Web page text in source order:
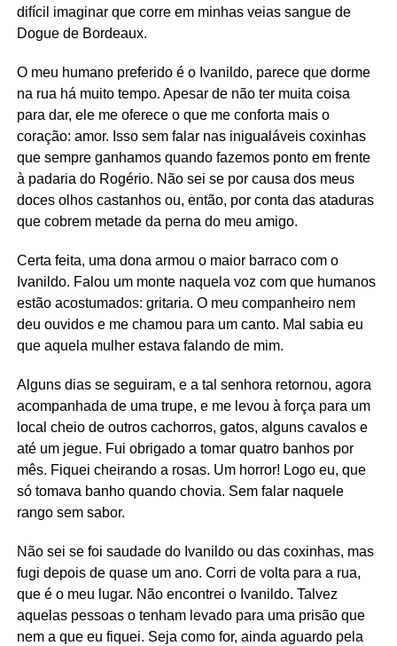
difícil imaginar que corre em minhas veias sangue de
Dogue de Bordeaux.
O meu humano preferido é o Ivanildo, parece que dorme
na rua há muito tempo. Apesar de não ter muita coisa
para dar, ele me oferece o que me conforta mais o
coração: amor. Isso sem falar nas inigualáveis coxinhas
que sempre ganhamos quando fazemos ponto em frente
à padaria do Rogério. Não sei se por causa dos meus
doces olhos castanhos ou, então, por conta das ataduras
que cobrem metade da perna do meu amigo.
Certa feita, uma dona armou o maior barraco com o
Ivanildo. Falou um monte naquela voz com que humanos
estão acostumados: gritaria. O meu companheiro nem
deu ouvidos e me chamou para um canto. Mal sabia eu
que aquela mulher estava falando de mim.
Alguns dias se seguiram, e a tal senhora retornou, agora
acompanhada de uma trupe, e me levou à força para um
local cheio de outros cachorros, gatos, alguns cavalos e
até um jegue. Fui obrigado a tomar quatro banhos por
mês. Fiquei cheirando a rosas. Um horror! Logo eu, que
só tomava banho quando chovia. Sem falar naquele
rango sem sabor.
Não sei se foi saudade do Ivanildo ou das coxinhas, mas
fugi depois de quase um ano. Corri de volta para a rua,
que é o meu lugar. Não encontrei o Ivanildo. Talvez
aquelas pessoas o tenham levado para uma prisão que
nem a que eu fiquei. Seja como for, ainda aguardo pela